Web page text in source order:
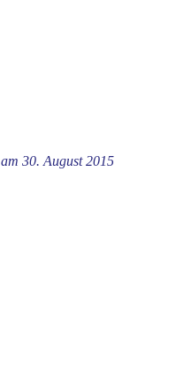
am 30. August 2015